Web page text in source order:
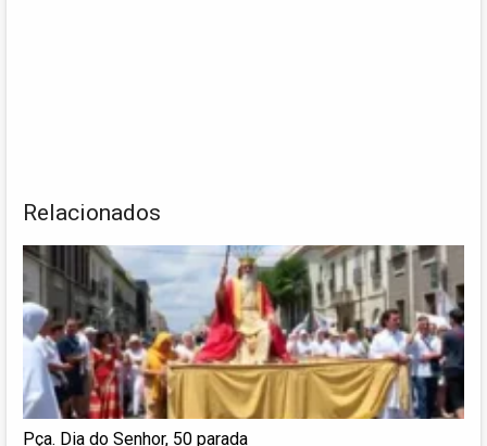
Relacionados
Pça. Dia do Senhor, 50 parada